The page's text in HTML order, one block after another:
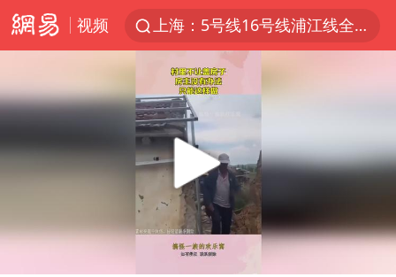
视频
上海：5号线16号线浦江线全线停运
《披荆斩棘2026》阵容官宣
王艺迪无缘横滨赛决赛
以军士兵把枪口对准中国记者
Play